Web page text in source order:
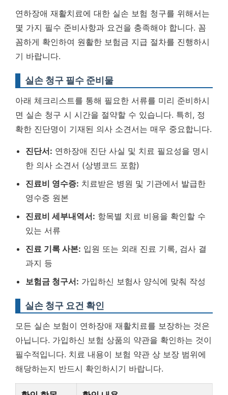
연하장애 재활치료에 대한 실손 보험 청구를 위해서는
몇 가지 필수 준비사항과 요건을 충족해야 합니다. 꼼
꼼하게 확인하여 원활한 보험금 지급 절차를 진행하시
기 바랍니다.
실손 청구 필수 준비물
아래 체크리스트를 통해 필요한 서류를 미리 준비하시
면 실손 청구 시 시간을 절약할 수 있습니다. 특히, 정
확한 진단명이 기재된 의사 소견서는 매우 중요합니다.
진단서: 연하장애 진단 사실 및 치료 필요성을 명시
한 의사 소견서 (상병코드 포함)
진료비 영수증: 치료받은 병원 및 기관에서 발급한
영수증 원본
진료비 세부내역서: 항목별 치료 비용을 확인할 수
있는 서류
진료 기록 사본: 입원 또는 외래 진료 기록, 검사 결
과지 등
보험금 청구서: 가입하신 보험사 양식에 맞춰 작성
실손 청구 요건 확인
모든 실손 보험이 연하장애 재활치료를 보장하는 것은
아닙니다. 가입하신 보험 상품의 약관을 확인하는 것이
필수적입니다. 치료 내용이 보험 약관 상 보장 범위에
해당하는지 반드시 확인하시기 바랍니다.